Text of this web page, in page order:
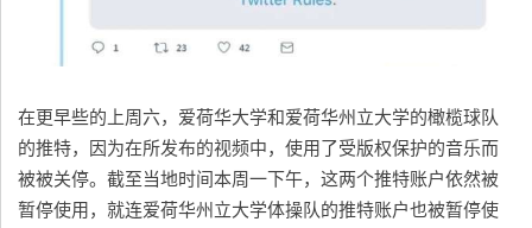
在更早些的上周六，爱荷华大学和爱荷华州立大学的橄榄球队
的推特，因为在所发布的视频中，使用了受版权保护的音乐而
被被关停。截至当地时间本周一下午，这两个推特账户依然被
暂停使用，就连爱荷华州立大学体操队的推特账户也被暂停使